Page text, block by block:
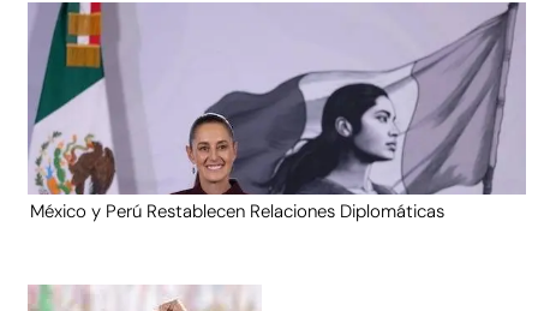
México y Perú Restablecen Relaciones Diplomáticas